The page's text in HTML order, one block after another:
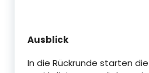
Ausblick
In die Rückrunde starten